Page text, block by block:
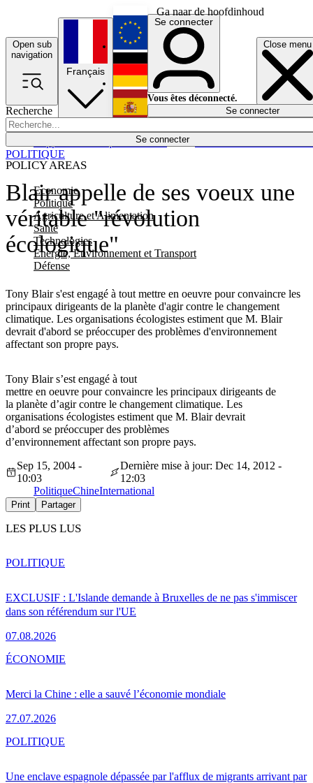
Ga naar de hoofdinhoud
Open sub
navigation
Close menu
Recherche
Se connecter
POLICY AREAS
Economie
Politique
Agriculture et Alimentation
Santé
Technologies
Energie, Environnement et Transport
Défense
Économie
Français
English
Deutsch
Español
Se connecter
Vous êtes déconnecté.
Se connecter
Blair appelle de ses voeux une
véritable "révolution
écologique"
Tony Blair s'est engagé à tout mettre en oeuvre pour convaincre les
principaux dirigeants de la planète d'agir contre le changement
climatique. Les organisations écologistes estiment que M. Blair
devrait d'abord se préoccuper des problèmes d'environnement
affectant son propre pays.
POLITIQUE
Tony Blair s’est engagé à tout
mettre en oeuvre pour convaincre les principaux dirigeants de
la planète d’agir contre le changement climatique. Les
organisations écologistes estiment que M. Blair devrait
d’abord se préoccuper des problèmes
d’environnement affectant son propre pays.
Sep 15, 2004 -
10:03
Dernière mise à jour: Dec 14, 2012 -
12:03
PolitiqueChineInternational
Print Partager
LES PLUS LUS
EXCLUSIF : L'Islande demande à Bruxelles de ne pas s'immiscer
dans son référendum sur l'UE
07.08.2026
POLITIQUE
Merci la Chine : elle a sauvé l’économie mondiale
27.07.2026
ÉCONOMIE
Une enclave espagnole dépassée par l'afflux de migrants arrivant par
POLITIQUE